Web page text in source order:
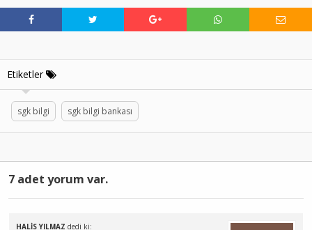
Etiketler
sgk bilgi sgk bilgi bankası
7 adet yorum var.
HALİS YILMAZ dedi ki: